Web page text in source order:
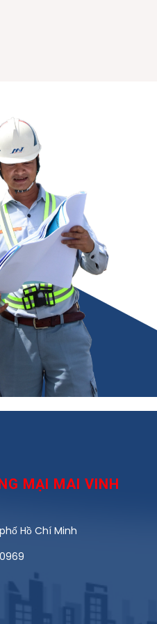
MẠI MAI VINH
Hồ Chí Minh